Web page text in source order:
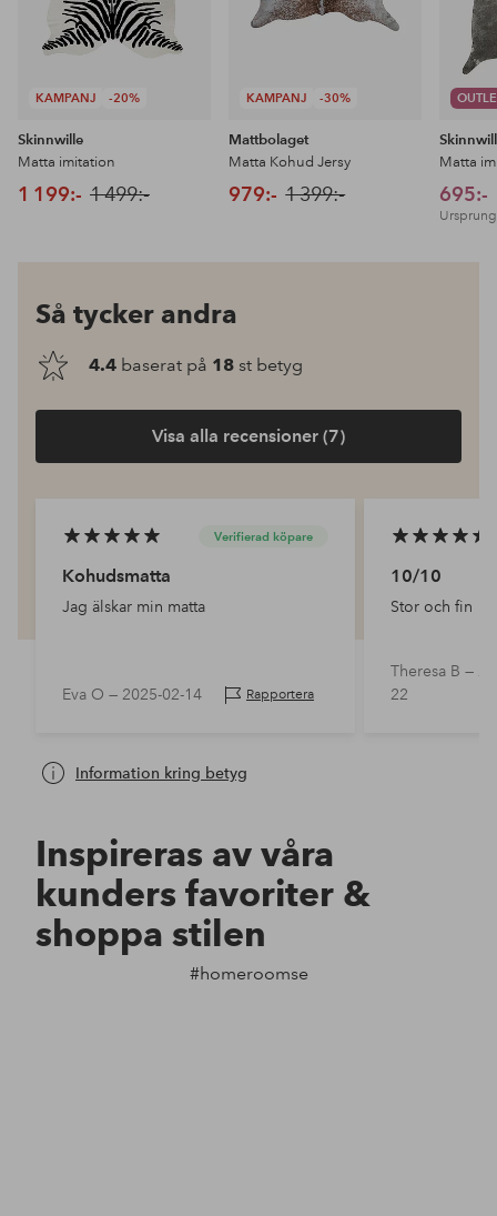
KAMPANJ -20%
Skinnwille
Matta imitation
1 199:- 1 499:-
KAMPANJ -30%
Mattbolaget
Matta Kohud Jersy
979:- 1 399:-
Matta
695:-
Så tycker andra
4.4 baserat på 18 st betyg
Visa alla recensioner (7)
Verifierad köpare
Kohudsmatta
Jag älskar min matta
Eva O — 2025-02-14 Rapportera
10/10
Stor och fin
Theresa B —
22
Information kring betyg
Inspireras av våra
kunders favoriter &
shoppa stilen
#homeroomse